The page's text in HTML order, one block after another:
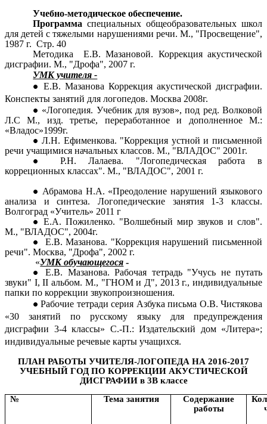
Учебно-методическое обеспечение.
Программаспециальных общеобразовательных школ
для детей с тяжелыми нарушениями речи. М., "Просвещение",
1987 г. Стр. 40
Методика Е.В. Мазановой. Коррекция акустической
дисграфии. М., "Дрофа", 2007 г.
УМК учителя -
Е.В. Мазанова Коррекция акустической дисграфии.
Конспекты занятий для логопедов. Москва 2008г.
«Логопедия. Учебник для вузов», под ред. Волковой
Л.С М., изд. третье, переработанное и дополненное М.:
«Владос»1999г.
Л.Н. Ефименкова. "Коррекция устной и письменной
речи учащимися начальных классов. М., "ВЛАДОС" 2001г.
Р.Н. Лалаева. "Логопедическая работа в
корреционных классах". М., "ВЛАДОС", 2001 г.
Абрамова Н.А. «Преодоление нарушений языкового
анализа и синтеза. Логопедические занятия 1-3 классы.
Волгоград «Учитель» 2011 г
Е.А. Пожиленко. "Волшебный мир звуков и слов".
М., "ВЛАДОС", 2004г.
Е.В. Мазанова. "Коррекция нарушений письменной
речи". Москва, "Дрофа", 2002 г.
«УМК обучающегося -
Е.В. Мазанова. Рабочая тетрадь "Учусь не путать
звуки" I, II альбом. М., "ГНОМ и Д", 2013 г., индивидуальные
папки по коррекции звукопроизношения.
Рабочие тетради серия Азбука письма О.В. Чистякова
«30 занятий по русскому языку для предупреждения
дисграфии 3-4 классы» С.-П.: Издательский дом «Литера»;
индивидуальные речевые карты учащихся.
ПЛАН РАБОТЫ УЧИТЕЛЯ-ЛОГОПЕДА НА 2016-2017
УЧЕБНЫЙ ГОД ПО КОРРЕКЦИИ АКУСТИЧЕСКОЙ
ДИСГРАФИИ в 3В классе
№
Тема занятия
Содержание
работы